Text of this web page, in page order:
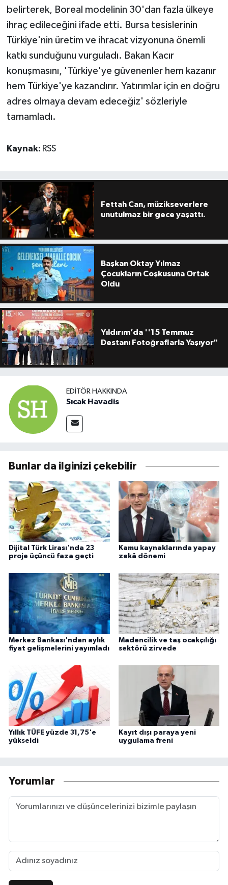
belirterek, Boreal modelinin 30'dan fazla ülkeye
ihraç edileceğini ifade etti. Bursa tesislerinin
Türkiye'nin üretim ve ihracat vizyonuna önemli
katkı sunduğunu vurguladı. Bakan Kacır
konuşmasını, 'Türkiye'ye güvenenler hem kazanır
hem Türkiye'ye kazandırır. Yatırımlar için en doğru
adres olmaya devam edeceğiz' sözleriyle
tamamladı.
Kaynak: RSS
Fettah Can, müzikseverlere
unutulmaz bir gece yaşattı.
Başkan Oktay Yılmaz
Çocukların Coşkusuna Ortak
Oldu
Yıldırım’da ''15 Temmuz
Destanı Fotoğraflarla Yaşıyor"
EDITÖR HAKKINDA
Sıcak Havadis
Bunlar da ilginizi çekebilir
Dijital Türk Lirası'nda 23
proje üçüncü faza geçti
Kamu kaynaklarında yapay
zekâ dönemi
Merkez Bankası'ndan aylık
fiyat gelişmelerini yayımladı
Madencilik ve taş ocakçılığı
sektörü zirvede
Yıllık TÜFE yüzde 31,75'e
yükseldi
Kayıt dışı paraya yeni
uygulama freni
Yorumlar